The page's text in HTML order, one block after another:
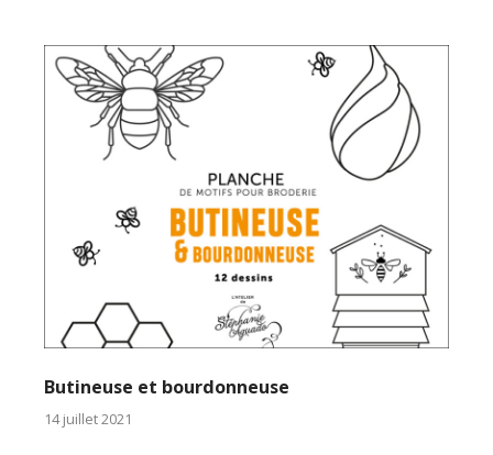
Butineuse et bourdonneuse
14 juillet 2021